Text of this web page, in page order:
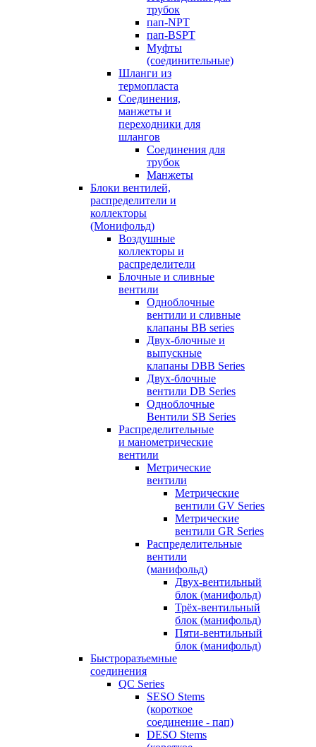
трубок
пап-NPT
пап-BSPT
Муфты
(соединительные)
Шланги из
термопласта
Соединения,
манжеты и
переходники для
шлангов
Соединения для
трубок
Манжеты
Блоки вентилей,
распределители и
коллекторы
(Монифольд)
Воздушные
коллекторы и
распределители
Блочные и сливные
вентили
Одноблочные
вентили и сливные
клапаны BB series
Двух-блочные и
выпускные
клапаны DBB Series
Двух-блочные
вентили DB Series
Одноблочные
Вентили SB Series
Распределительные
и манометрические
вентили
Метрические
вентили
Метрические
вентили GV Series
Метрические
вентили GR Series
Распределительные
вентили
(манифольд)
Двух-вентильный
блок (манифольд)
Трёх-вентильный
блок (манифольд)
Пяти-вентильный
блок (манифольд)
Быстроразъемные
соединения
QC Series
SESO Stems
(короткое
соединение - пап)
DESO Stems